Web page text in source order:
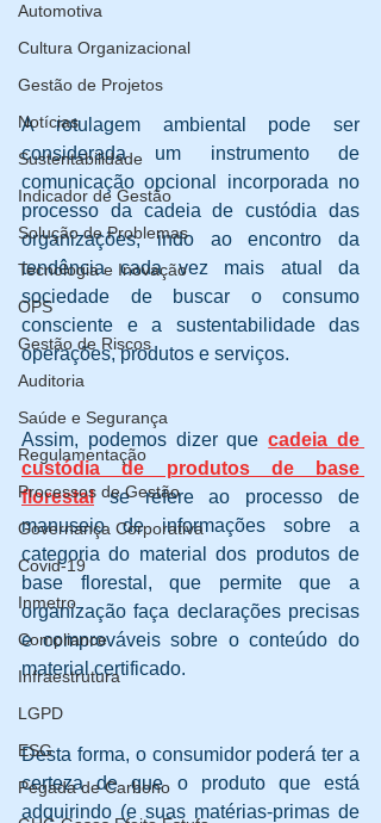
Automotiva
Cultura Organizacional
Gestão de Projetos
Notícias
Sustentabilidade
Indicador de Gestão
Solução de Problemas
Tecnologia e Inovação
OPS
Gestão de Riscos
Auditoria
Saúde e Segurança
Regulamentação
Processos de Gestão
Governança Corporativa
Covid-19
Inmetro
Compliance
Infraestrutura
LGPD
ESG
Pegada de Carbono
A rotulagem ambiental pode ser
considerada um instrumento de
comunicação opcional incorporada no
processo da cadeia de custódia das
organizações, indo ao encontro da
tendência cada vez mais atual da
sociedade de buscar o consumo
consciente e a sustentabilidade das
operações, produtos e serviços.
Assim, podemos dizer que cadeia de
custódia de produtos de base
florestal se refere ao processo de
manuseio de informações sobre a
categoria do material dos produtos de
base florestal, que permite que a
organização faça declarações precisas
e comprováveis sobre o conteúdo do
material certificado.
Desta forma, o consumidor poderá ter a
certeza de que o produto que está
adquirindo (e suas matérias-primas de